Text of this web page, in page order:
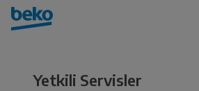
Yetkili Servisler